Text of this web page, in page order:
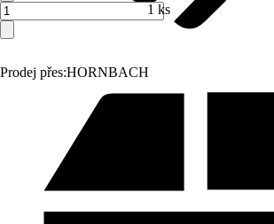
Prodej přes:HORNBACH
1 ks